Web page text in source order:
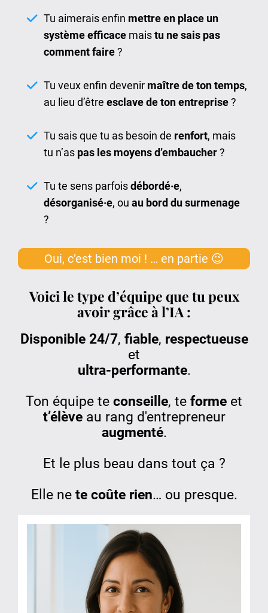
Tu aimerais enfin mettre en place un
système efficace maistu ne sais pas
comment faire?
Tu veux enfin devenir maître de ton temps,
au lieu d’être esclave de ton entreprise?
Tu sais que tu as besoin de renfort, mais
tu n’as pas les moyens d’embaucher?
Tu te sens parfoisdébordé·e,
désorganisé·e, ou au bord du surmenage
?
Oui, c’est bien moi ! … en partie 😉
Voici le type d’équipe que tu peux
avoir grâce à l’IA :
Disponible 24/7, fiable, respectueuse
et
ultra-performante.
Ton équipe te conseille, te forme et
t’élèveau rang d'entrepreneur
augmenté.
Et le plus beau dans tout ça ?
Elle ne te coûte rien… ou presque.